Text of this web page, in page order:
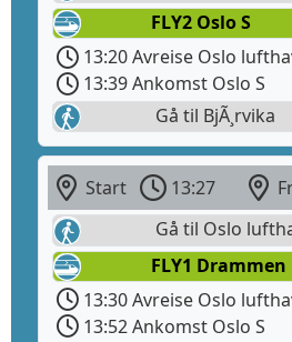
FLY2 Oslo S
13:20 Avreise Oslo
13:39 Ankomst Oslo S
Gå til BjÃ¸rvika
Start 13:27
Gå til Oslo
FLY1 Drammen
13:30 Avreise Oslo
13:52 Ankomst Oslo S